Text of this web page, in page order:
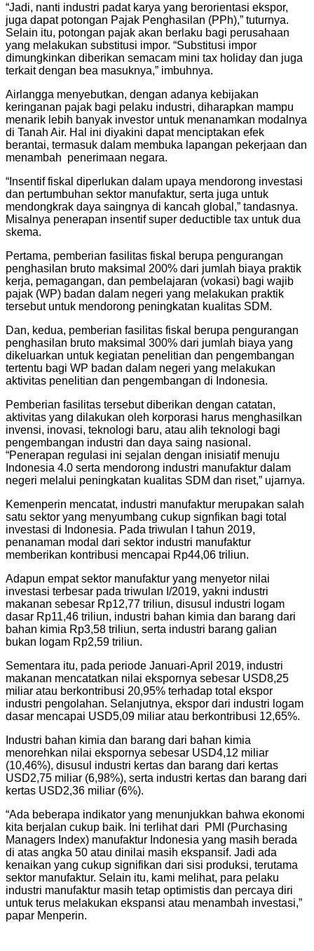
“Jadi, nanti industri padat karya yang berorientasi ekspor,
juga dapat potongan Pajak Penghasilan (PPh),” tuturnya.
Selain itu, potongan pajak akan berlaku bagi perusahaan
yang melakukan substitusi impor. “Substitusi impor
dimungkinkan diberikan semacam mini tax holiday dan juga
terkait dengan bea masuknya,” imbuhnya.
Airlangga menyebutkan, dengan adanya kebijakan
keringanan pajak bagi pelaku industri, diharapkan mampu
menarik lebih banyak investor untuk menanamkan modalnya
di Tanah Air. Hal ini diyakini dapat menciptakan efek
berantai, termasuk dalam membuka lapangan pekerjaan dan
menambah penerimaan negara.
“Insentif fiskal diperlukan dalam upaya mendorong investasi
dan pertumbuhan sektor manufaktur, serta juga untuk
mendongkrak daya saingnya di kancah global,” tandasnya.
Misalnya penerapan insentif super deductible tax untuk dua
skema.
Pertama, pemberian fasilitas fiskal berupa pengurangan
penghasilan bruto maksimal 200% dari jumlah biaya praktik
kerja, pemagangan, dan pembelajaran (vokasi) bagi wajib
pajak (WP) badan dalam negeri yang melakukan praktik
tersebut untuk mendorong peningkatan kualitas SDM.
Dan, kedua, pemberian fasilitas fiskal berupa pengurangan
penghasilan bruto maksimal 300% dari jumlah biaya yang
dikeluarkan untuk kegiatan penelitian dan pengembangan
tertentu bagi WP badan dalam negeri yang melakukan
aktivitas penelitian dan pengembangan di Indonesia.
Pemberian fasilitas tersebut diberikan dengan catatan,
aktivitas yang dilakukan oleh korporasi harus menghasilkan
invensi, inovasi, teknologi baru, atau alih teknologi bagi
pengembangan industri dan daya saing nasional.
“Penerapan regulasi ini sejalan dengan inisiatif menuju
Indonesia 4.0 serta mendorong industri manufaktur dalam
negeri melalui peningkatan kualitas SDM dan riset,” ujarnya.
Kemenperin mencatat, industri manufaktur merupakan salah
satu sektor yang menyumbang cukup signfikan bagi total
investasi di Indonesia. Pada triwulan I tahun 2019,
penanaman modal dari sektor industri manufaktur
memberikan kontribusi mencapai Rp44,06 triliun.
Adapun empat sektor manufaktur yang menyetor nilai
investasi terbesar pada triwulan I/2019, yakni industri
makanan sebesar Rp12,77 triliun, disusul industri logam
dasar Rp11,46 triliun, industri bahan kimia dan barang dari
bahan kimia Rp3,58 triliun, serta industri barang galian
bukan logam Rp2,59 triliun.
Sementara itu, pada periode Januari-April 2019, industri
makanan mencatatkan nilai ekspornya sebesar USD8,25
miliar atau berkontribusi 20,95% terhadap total ekspor
industri pengolahan. Selanjutnya, ekspor dari industri logam
dasar mencapai USD5,09 miliar atau berkontribusi 12,65%.
Industri bahan kimia dan barang dari bahan kimia
menorehkan nilai ekspornya sebesar USD4,12 miliar
(10,46%), disusul industri kertas dan barang dari kertas
USD2,75 miliar (6,98%), serta industri kertas dan barang dari
kertas USD2,36 miliar (6%).
“Ada beberapa indikator yang menunjukkan bahwa ekonomi
kita berjalan cukup baik. Ini terlihat dari PMI (Purchasing
Managers Index) manufaktur Indonesia yang masih berada
di atas angka 50 atau dinilai masih ekspansif. Jadi ada
kenaikan yang cukup signifikan dari sisi produksi, terutama
sektor manufaktur. Selain itu, kami melihat, para pelaku
industri manufaktur masih tetap optimistis dan percaya diri
untuk terus melakukan ekspansi atau menambah investasi,”
papar Menperin.